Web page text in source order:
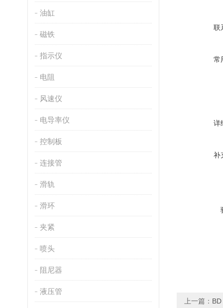
油缸
磁铁
指示仪
电阻
风速仪
电导率仪
控制板
连接管
滑轨
滑环
夹紧
喷头
阻尼器
液压管
联
常
详
补
上一篇：